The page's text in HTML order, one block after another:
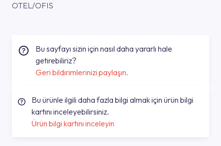
OTEL/OFIS
Bu sayfayı sizin için nasıl daha yararlı hale
getirebiliriz?
Geri bildirimlerinizi paylaşın.
Bu ürünle ilgili daha fazla bilgi almak için ürün bilgi
kartını inceleyebilirsiniz.
Ürün bilgi kartını inceleyin